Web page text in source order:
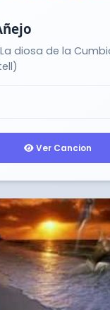
diosa de la
Ver Cancion